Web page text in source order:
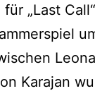
„Last
Karajan